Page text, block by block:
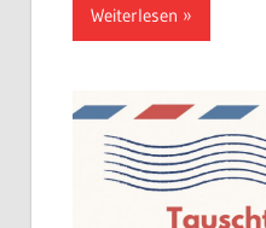
Weiterlesen